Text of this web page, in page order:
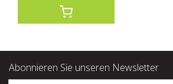
Abonnieren Sie unseren Newsletter